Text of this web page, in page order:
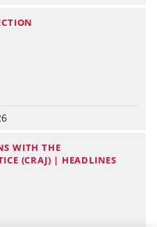
WITH THE
(CRAJ) | HEADLINES